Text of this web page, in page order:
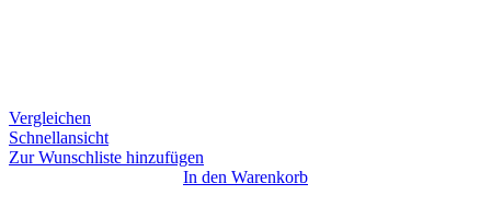
Vergleichen
Schnellansicht
Zur Wunschliste hinzufügen
In den Warenkorb